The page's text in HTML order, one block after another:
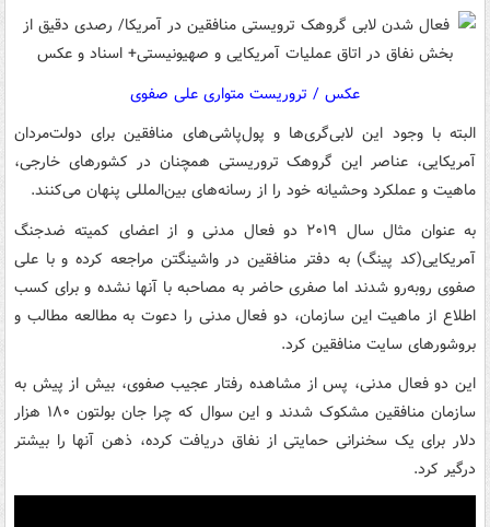
عکس / تروریست متواری علی صفوی
البته با وجود این لابی‌گری‌ها و پول‌پاشی‌های منافقین برای دولت‌مردان
آمریکایی، عناصر این گروهک تروریستی همچنان در کشورهای خارجی،
ماهیت و عملکرد وحشیانه خود را از رسانه‌های بین‌المللی پنهان می‌کنند.
به عنوان مثال سال ۲۰۱۹ دو فعال مدنی و از اعضای کمیته ضدجنگ
آمریکایی(کد پینگ) به دفتر منافقین در واشینگتن مراجعه کرده و با علی
صفوی روبه‌رو شدند اما صفری حاضر به مصاحبه با آنها نشده و برای کسب
اطلاع از ماهیت این سازمان، دو فعال مدنی را دعوت به مطالعه مطالب و
بروشورهای سایت منافقین کرد.
این دو فعال مدنی، پس از مشاهده رفتار عجیب صفوی، بیش از پیش به
سازمان منافقین مشکوک شدند و این سوال که چرا جان بولتون ۱۸۰ هزار
دلار برای یک سخنرانی حمایتی از نفاق دریافت کرده، ذهن آنها را بیشتر
درگیر کرد.